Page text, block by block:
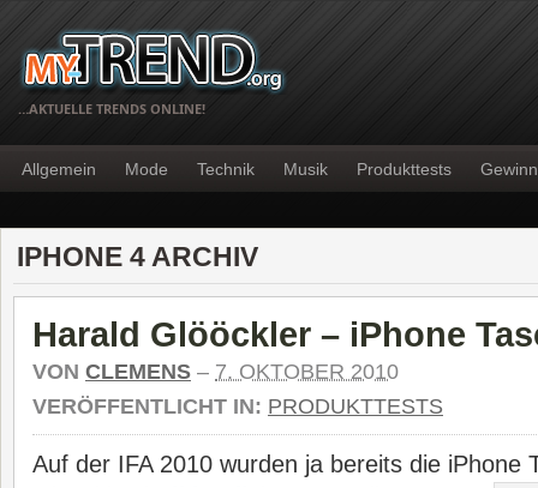
…AKTUELLE TRENDS ONLINE!
Allgemein Mode Technik Musik Produkttests
IPHONE 4 ARCHIV
Harald Glööckler – iPhone
VON CLEMENS – 7. OKTOBER 2010
VERÖFFENTLICHT IN: PRODUKTTESTS
Auf der IFA 2010 wurden ja bereits die iPhone